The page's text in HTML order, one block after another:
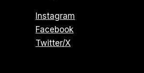
Instagram
Facebook
Twitter/X